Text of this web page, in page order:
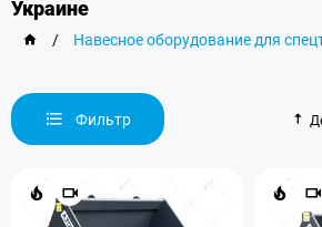
Украине
/ Навесное оборудование для
Фильтр